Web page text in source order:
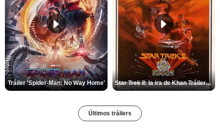
Tráiler 'Spider-Man: No Way Home' Star Trek II: la ira de Khan Tráiler VO
Últimos tráilers